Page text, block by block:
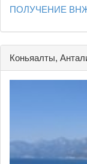
ПОЛУЧЕНИЕ
Коньяалты,